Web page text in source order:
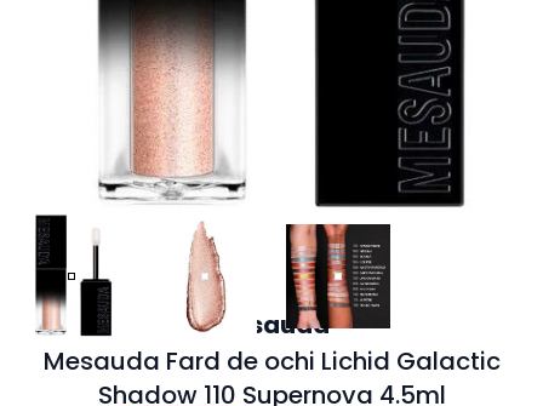
Mesauda
Mesauda Fard de ochi Lichid Galactic
Shadow 110 Supernova 4.5ml